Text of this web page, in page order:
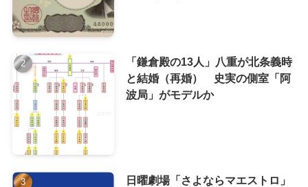
「鎌倉殿の13人」八重が北条義時
と結婚（再婚） 史実の側室「阿
波局」がモデルか
日曜劇場「さよならマエストロ」